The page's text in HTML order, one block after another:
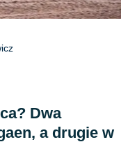
Dwa
a drugie w